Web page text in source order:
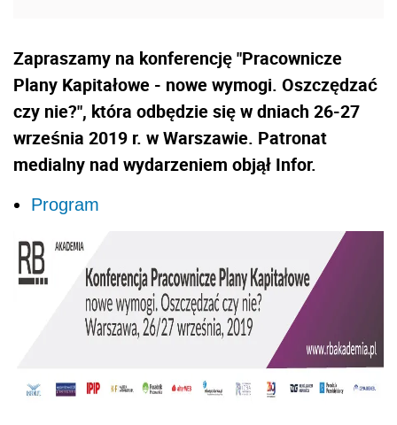
Zapraszamy na konferencję "Pracownicze
Plany Kapitałowe - nowe wymogi. Oszczędzać
czy nie?", która odbędzie się w dniach 26-27
września 2019 r. w Warszawie. Patronat
medialny nad wydarzeniem objął Infor.
Program